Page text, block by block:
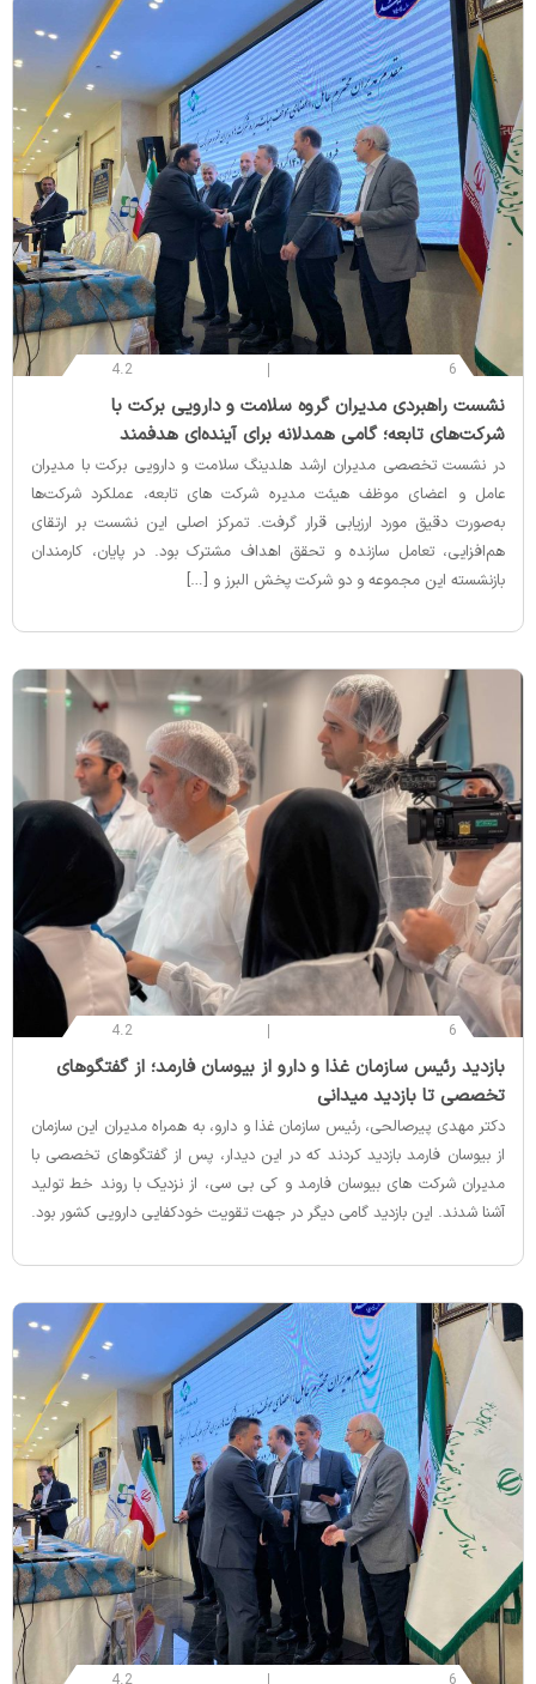
6
4.2
‌نشست راهبردی مدیران گروه سلامت و دارویی برکت با
شرکت‌های تابعه؛ گامی همدلانه برای آینده‌ای هدفمند
در نشست تخصصی مدیران ارشد هلدینگ سلامت و دارویی برکت با مدیران
عامل و اعضای موظف هیئت‌ مدیره شرکت‌ های تابعه، عملکرد شرکت‌ها
به‌صورت دقیق مورد ارزیابی قرار گرفت. تمرکز اصلی این نشست بر ارتقای
هم‌افزایی، تعامل سازنده و تحقق اهداف مشترک بود. در پایان، کارمندان
بازنشسته این مجموعه و دو شرکت پخش البرز و […]
6
4.2
‌بازدید رئیس سازمان غذا و دارو از بیوسان فارمد؛ از گفتگوهای
تخصصی تا بازدید میدانی
دکتر مهدی پیرصالحی، رئیس سازمان غذا و دارو، به همراه مدیران این سازمان
از بیوسان فارمد بازدید کردند که در این دیدار، پس از گفتگوهای تخصصی با
مدیران شرکت‌ های بیوسان فارمد و کی بی سی، از نزدیک با روند خط تولید
آشنا شدند. این بازدید گامی دیگر در جهت تقویت خودکفایی دارویی کشور بود.